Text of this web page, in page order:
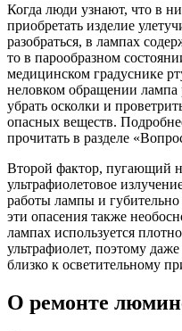
Когда люди узнают, что в
приобретать изделие
разобраться, в лампах
то в парообразном
медицинском градуснике
неловком обращении лампа
убрать осколки и
опасных веществ.
прочитать в разделе
Второй фактор, пугающий
ультрафиолетовое
работы лампы и губительно
эти опасения также
лампах используется
ультрафиолет, поэтому
близко к осветительному
О ремонте